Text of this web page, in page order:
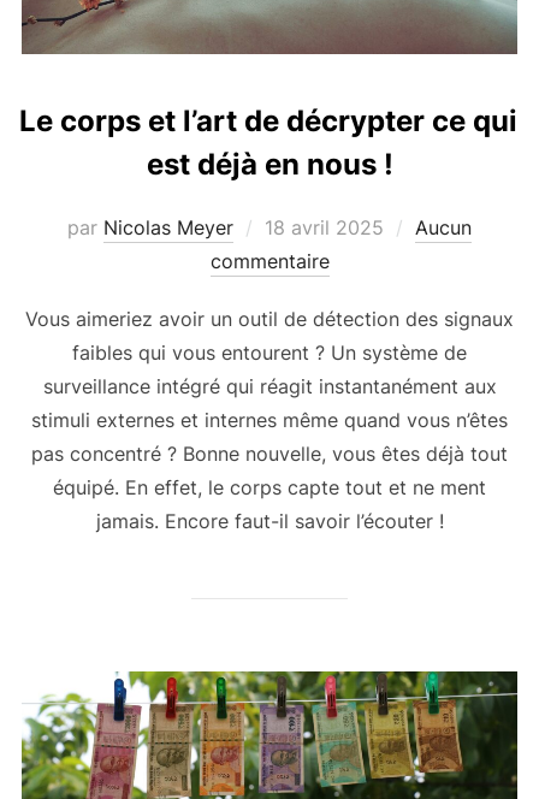
Le corps et l’art de décrypter ce qui
est déjà en nous !
par Nicolas Meyer
Publié
le
18 avril 2025
Aucun
commentaire
Vous aimeriez avoir un outil de détection des signaux
faibles qui vous entourent ? Un système de
surveillance intégré qui réagit instantanément aux
stimuli externes et internes même quand vous n’êtes
pas concentré ? Bonne nouvelle, vous êtes déjà tout
équipé. En effet, le corps capte tout et ne ment
jamais. Encore faut-il savoir l’écouter !